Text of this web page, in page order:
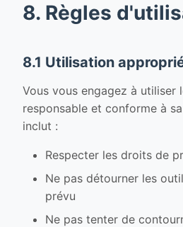
8. Règles
8.1 Utilisation
Vous vous engagez à utiliser
responsable et conforme à
inclut :
Respecter les droits de
Ne pas détourner les
prévu
Ne pas tenter de